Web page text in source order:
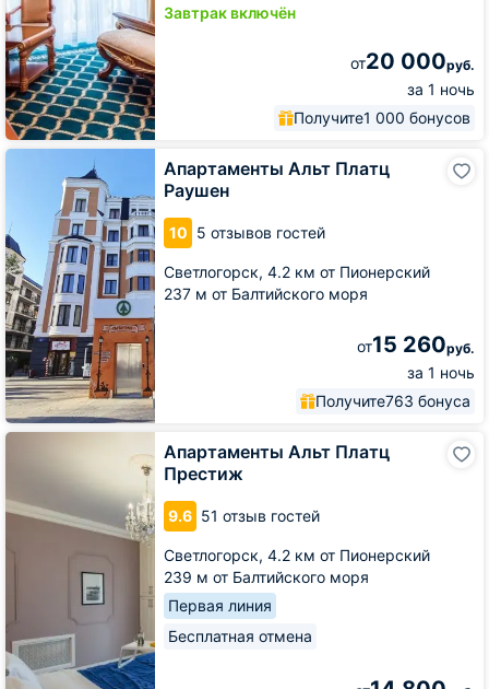
Завтрак включён
от20 000руб.
за 1 ночь
Получите1 000 бонусов
Апартаменты Альт Платц
Раушен
10 5 отзывов гостей
Светлогорск, 4.2 км от Пионерский
237 м от Балтийского моря
от15 260руб.
за 1 ночь
Получите763 бонуса
Апартаменты
Апартаменты Альт Платц
Престиж
9.6 51 отзыв гостей
Светлогорск, 4.2 км от Пионерский
239 м от Балтийского моря
Первая линия
Бесплатная отмена
Апартаменты
Престиж